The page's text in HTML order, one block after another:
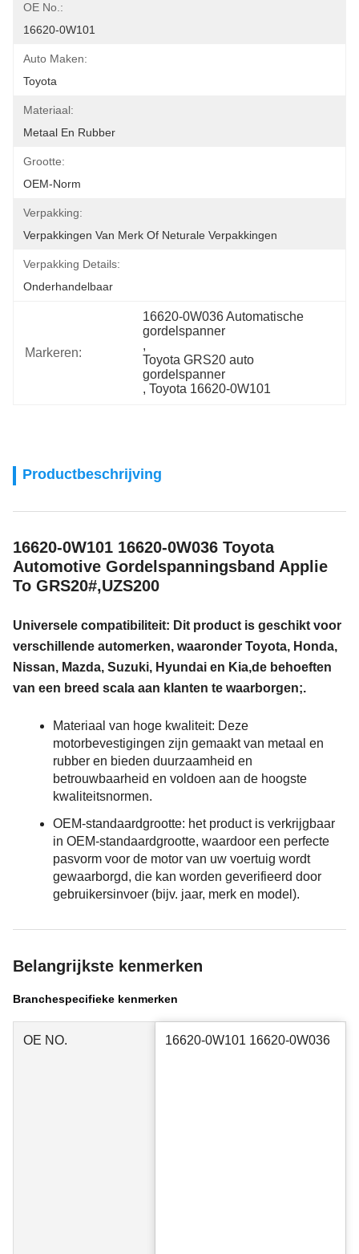
OE No.:
16620-0W101
Auto Maken:
Toyota
Materiaal:
Metaal En Rubber
Grootte:
OEM-Norm
Verpakking:
Verpakkingen Van Merk Of Neturale Verpakkingen
Verpakking Details:
Onderhandelbaar
Markeren:
16620-0W036 Automatische
gordelspanner
,
Toyota GRS20 auto
gordelspanner
, Toyota 16620-0W101
Productbeschrijving
16620-0W101 16620-0W036 Toyota
Automotive Gordelspanningsband Applie
To GRS20#,UZS200
Universele compatibiliteit: Dit product is geschikt voor
verschillende automerken, waaronder Toyota, Honda,
Nissan, Mazda, Suzuki, Hyundai en Kia,de behoeften
van een breed scala aan klanten te waarborgen;.
Materiaal van hoge kwaliteit: Deze
motorbevestigingen zijn gemaakt van metaal en
rubber en bieden duurzaamheid en
betrouwbaarheid en voldoen aan de hoogste
kwaliteitsnormen.
OEM-standaardgrootte: het product is verkrijgbaar
in OEM-standaardgrootte, waardoor een perfecte
pasvorm voor de motor van uw voertuig wordt
gewaarborgd, die kan worden geverifieerd door
gebruikersinvoer (bijv. jaar, merk en model).
Belangrijkste kenmerken
Branchespecifieke kenmerken
OE NO. 16620-0W101 16620-0W036